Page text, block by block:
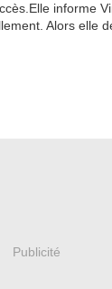
informe
Alors elle
Publicité